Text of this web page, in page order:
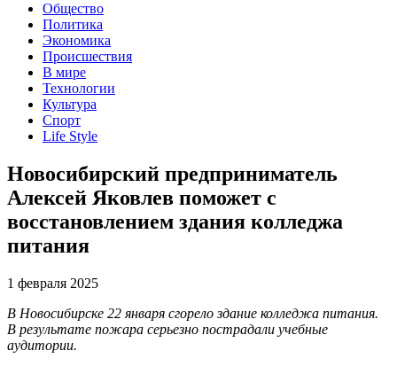
Общество
Политика
Экономика
Происшествия
В мире
Технологии
Культура
Спорт
Life Style
Новосибирский предприниматель
Алексей Яковлев поможет с
восстановлением здания колледжа
питания
1 февраля 2025
В Новосибирске 22 января сгорело здание колледжа питания.
В результате пожара серьезно пострадали учебные
аудитории.